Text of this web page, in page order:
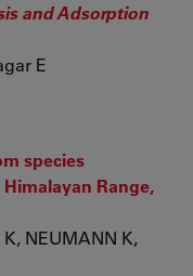
and Adsorption
E
species
Range,
NEUMANN K,